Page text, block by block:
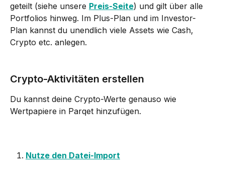
geteilt (siehe unsere Preis-Seite) und gilt über alle
Portfolios hinweg. Im Plus-Plan und im Investor-
Plan kannst du unendlich viele Assets wie Cash,
Crypto etc. anlegen.
Crypto-Aktivitäten erstellen
Du kannst deine Crypto-Werte genauso wie
Wertpapiere in Parqet hinzufügen.
Nutze den Datei-Import